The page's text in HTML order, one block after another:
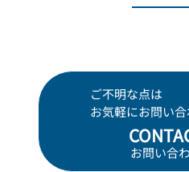
ご不明な点は
お気軽にお問い合
お問い合